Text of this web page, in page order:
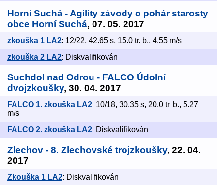
Horní Suchá - Agility závody o pohár starosty
obce Horní Suchá, 07. 05. 2017
zkouška 1 LA2: 12/22, 42.65 s, 15.0 tr. b., 4.55 m/s
zkouška 2 LA2: Diskvalifikován
Suchdol nad Odrou - FALCO Údolní
dvojzkoušky, 30. 04. 2017
FALCO 1. zkouška LA2: 10/18, 30.35 s, 20.0 tr. b., 5.27
m/s
FALCO 2. zkouška LA2: Diskvalifikován
Zlechov - 8. Zlechovské trojzkoušky, 22. 04.
2017
Zkouška 1 LA2: Diskvalifikován